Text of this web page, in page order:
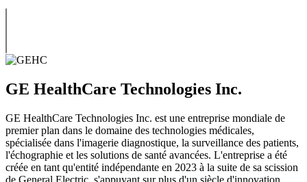
GE HealthCare Technologies Inc.
GE HealthCare Technologies Inc. est une entreprise mondiale de
premier plan dans le domaine des technologies médicales,
spécialisée dans l'imagerie diagnostique, la surveillance des patients,
l'échographie et les solutions de santé avancées. L'entreprise a été
créée en tant qu'entité indépendante en 2023 à la suite de sa scission
de General Electric, s'appuyant sur plus d'un siècle d'innovation